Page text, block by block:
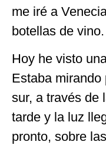
me iré a
botellas de vino.
Hoy he visto
Estaba mirando
sur, a través de
tarde y la luz
pronto, sobre